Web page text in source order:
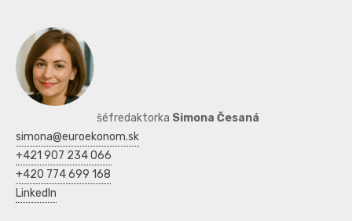
šéfredaktorka Simona Česaná
simona@euroekonom.sk
+421 907 234 066
+420 774 699 168
LinkedIn